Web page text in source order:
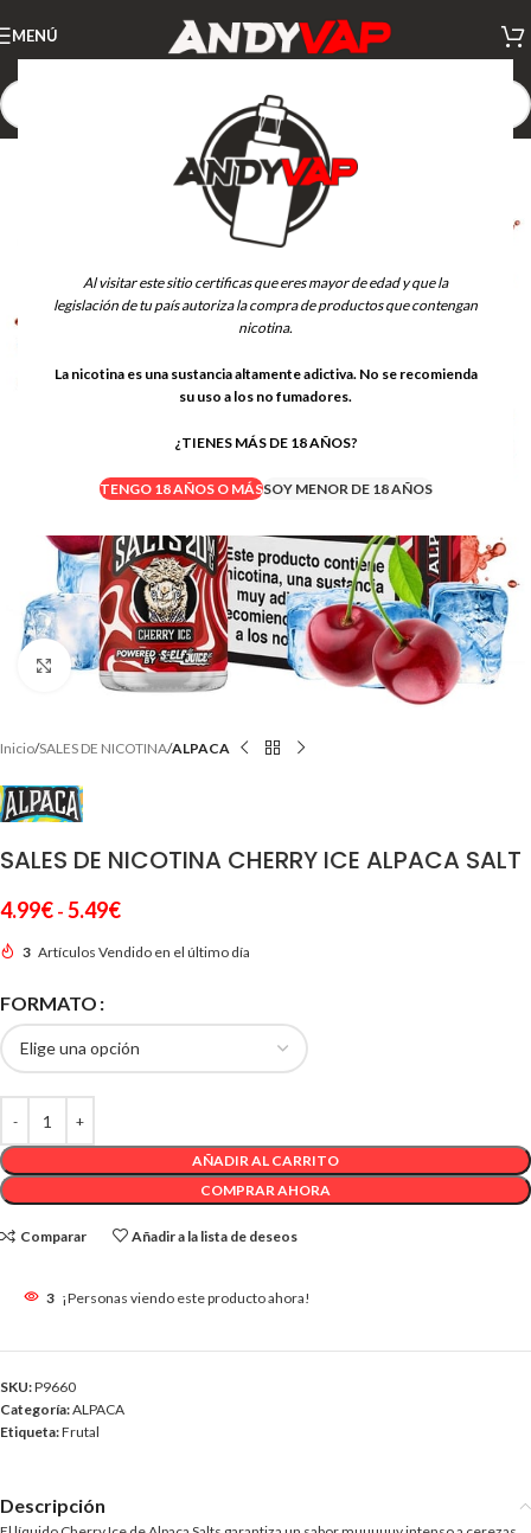
Al visitar este sitio certificas que eres mayor de edad y que la
legislación de tu país autoriza la compra de productos que contengan
nicotina.
La nicotina es una sustancia altamente adictiva. No se recomienda
su uso a los no fumadores.
¿TIENES MÁS DE 18 AÑOS?
TENGO 18 AÑOS O MÁSSOY MENOR DE 18 AÑOS
MENÚ
Clic para ampliar
Inicio SALES DE NICOTINA ALPACA
SALES DE NICOTINA CHERRY ICE ALPACA SALT
4.99€ - 5.49€
3 Artículos Vendido en el último día
FORMATO
AÑADIR AL CARRITO
COMPRAR AHORA
Comparar Añadir a la lista de deseos
3 ¡Personas viendo este producto ahora!
SKU:P9660
Categoría:ALPACA
Etiqueta:Frutal
Descripción